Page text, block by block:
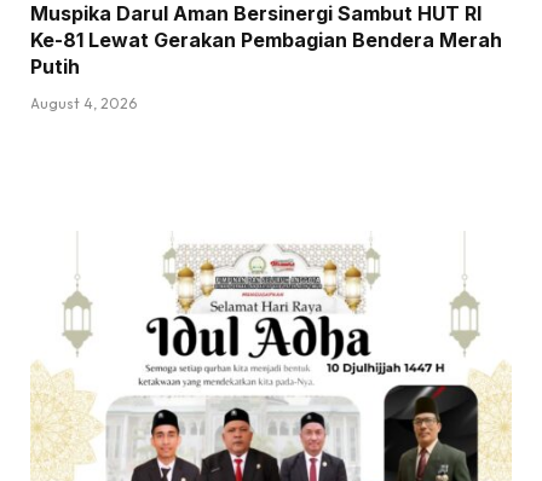
Muspika Darul Aman Bersinergi Sambut HUT RI
Ke-81 Lewat Gerakan Pembagian Bendera Merah
Putih
August 4, 2026